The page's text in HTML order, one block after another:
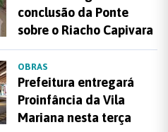
conclusão da Ponte
sobre o Riacho Capivara
OBRAS
Prefeitura entregará
Proinfância da Vila
Mariana nesta terça